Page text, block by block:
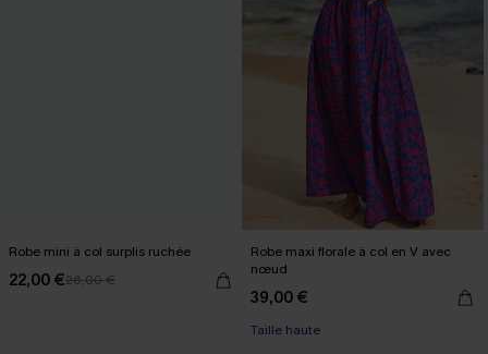
Robe mini à col surplis ruchée
22,00 €26,00 €
Robe maxi florale à col en V avec
nœud
39,00 €
Taille haute